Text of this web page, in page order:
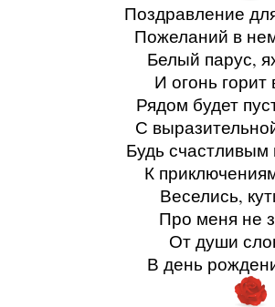
Поздравление
Пожеланий в
Белый парус,
И огонь горит
Рядом будет
С
Будь
К
Веселись,
Про меня не
От души
В день